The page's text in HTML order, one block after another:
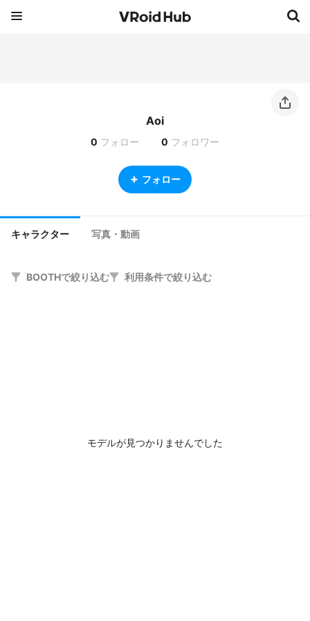
Aoi
0 フォロー 0 フォロワー
フォロー
キャラクター 写真・動画
BOOTHで絞り込む 利用条件で絞り込む
モデルが見つかりませんでした